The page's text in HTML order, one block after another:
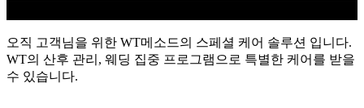
오직 고객님을 위한 WT메소드의 스페셜 케어 솔루션 입니다.
WT의 산후 관리, 웨딩 집중 프로그램으로 특별한 케어를 받을
수 있습니다.